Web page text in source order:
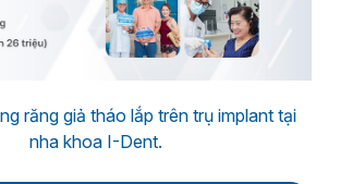
răng giả tháo lắp trên trụ implant tại
nha khoa I-Dent.